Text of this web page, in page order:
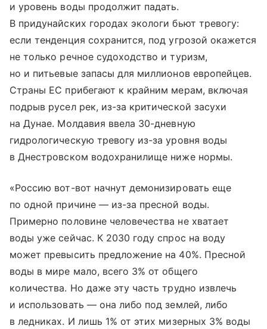
и уровень воды продолжит падать.
В придунайских городах экологи бьют тревогу:
если тенденция сохранится, под угрозой окажется
не только речное судоходство и туризм,
но и питьевые запасы для миллионов европейцев.
Страны ЕС прибегают к крайним мерам, включая
подрыв русел рек, из-за критической засухи
на Дунае. Молдавия ввела 30-дневную
гидрологическую тревогу из-за уровня воды
в Днестровском водохранилище ниже нормы.
«Россию вот-вот начнут демонизировать еще
по одной причине — из-за пресной воды.
Примерно половине человечества не хватает
воды уже сейчас. К 2030 году спрос на воду
может превысить предложение на 40%. Пресной
воды в мире мало, всего 3% от общего
количества. Но даже эту часть трудно извлечь
и использовать — она либо под землей, либо
в ледниках. И лишь 1% от этих мизерных 3% воды